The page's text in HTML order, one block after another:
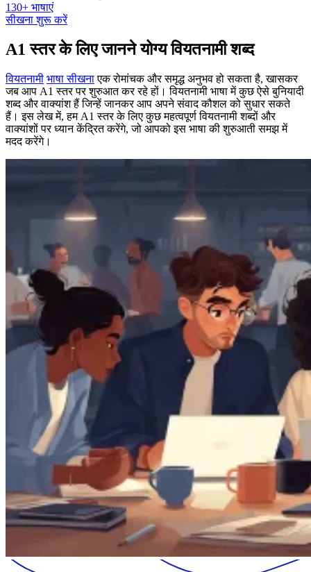
130+ भाषाएं
सीखना शुरू करें
A1 स्तर के लिए जानने योग्य वियतनामी शब्द
वियतनामी भाषा सीखनाएक रोमांचक और समृद्ध अनुभव हो सकता है, खासकर
जब आप A1 स्तर पर शुरुआत कर रहे हों। वियतनामी भाषा में कुछ ऐसे बुनियादी
शब्द और वाक्यांश हैं जिन्हें जानकर आप अपने संवाद कौशल को सुधार सकते
हैं। इस लेख में, हम A1 स्तर के लिए कुछ महत्वपूर्ण वियतनामी शब्दों और
वाक्यांशों पर ध्यान केंद्रित करेंगे, जो आपको इस भाषा की शुरुआती समझ में
मदद करेंगे।